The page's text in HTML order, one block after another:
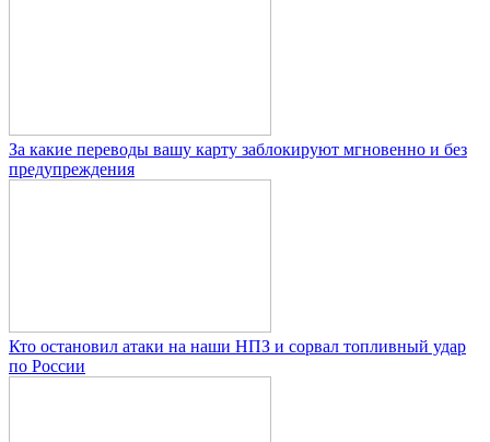
За какие переводы вашу карту заблокируют мгновенно и без
предупреждения
Кто остановил атаки на наши НПЗ и сорвал топливный удар
по России